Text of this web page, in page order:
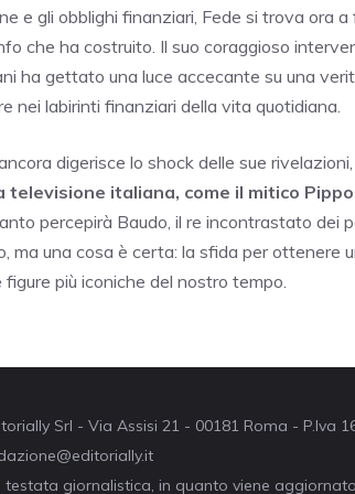
e gli obblighi finanziari, Fede si trova ora
che ha costruito. Il suo coraggioso
ha gettato una luce accecante su una
nei labirinti finanziari della vita quotidiana.
digerisce lo shock delle sue
televisione italiana, come il mitico
percepirà Baudo, il re incontrastato dei
ma una cosa è certa: la sfida per ottenere
più iconiche del nostro tempo.
Srl - Via Assisi 21 - 00181 Roma - P.Iva
testata giornalistica, in quanto viene